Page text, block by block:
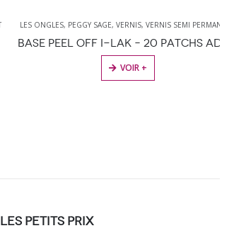
LES ONGLES,PEGGY SAGE ,VERNIS,VERNIS SEMI PERMANENT
BASE PEEL OFF I-LAK – 20 PATCHS ADHÉSIFS
VOIR +
LES PETITS PRIX